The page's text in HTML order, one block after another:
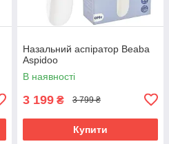
Назальний аспіратор Beaba
Aspidoo
В наявності
3 199 ₴ 3 799 ₴
Купити